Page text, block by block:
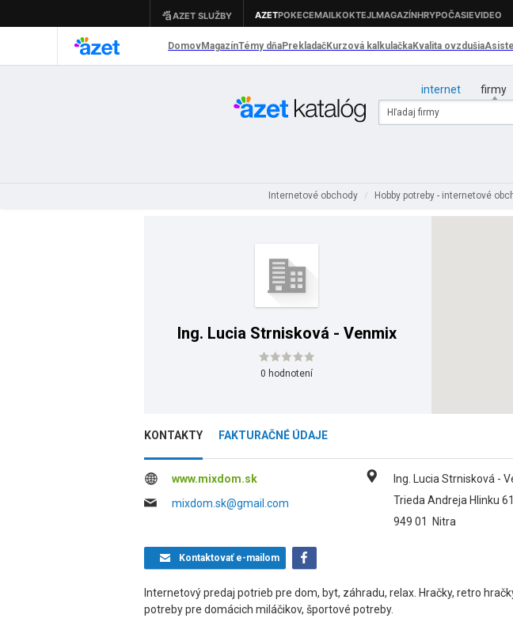
internet firmy
Internetové obchody / Hobby potreby - internetové
Ing. Lucia Strnisková - Venmix
0 hodnotení
KONTAKTY FAKTURAČNÉ ÚDAJE
www.mixdom.sk
mixdom.sk@gmail.com
Ing. Lucia Strnisková -
Trieda Andreja Hlinku
949 01
Nitra
Kontaktovaťe-mailom
Internetový predaj potrieb pre dom, byt, záhradu, relax. Hračky, retro
potreby pre domácich miláčikov, športové potreby.